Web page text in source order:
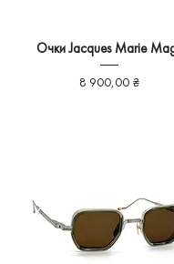
Очки Jacques Marie
Ціна
8 900,00 ₴